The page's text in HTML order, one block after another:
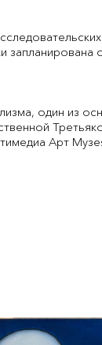
запланирована
один из
Арт